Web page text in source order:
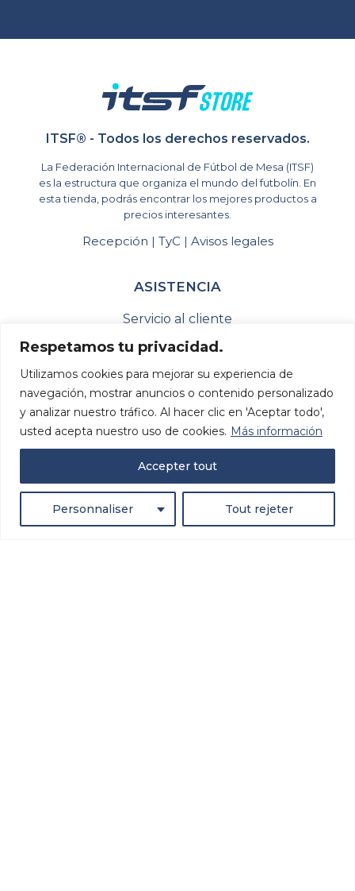
Respetamos tu privacidad.
Utilizamos cookies para mejorar su experiencia de
navegación, mostrar anuncios o contenido personalizado
y analizar nuestro tráfico. Al hacer clic en 'Aceptar todo',
usted acepta nuestro uso de cookies. Más información
Personnaliser Tout rejeter
Accepter tout
ITSF® - Todos los derechos reservados.
La Federación Internacional de Fútbol de Mesa (ITSF)
es la estructura que organiza el mundo del futbolín. En
esta tienda, podrás encontrar los mejores productos a
precios interesantes.
Recepción | TyC | Avisos legales
ASISTENCIA
Servicio al cliente
Contáctanos
Mi cuenta
Suivi de commande
Historial de pedidos
+33 (0)2 40 47 90 84
marketing@tablesoccer.org